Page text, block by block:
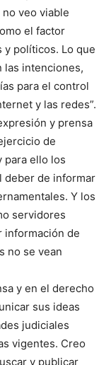
veo viable
el factor
políticos. Lo que
las intenciones,
para el control
y las redes”.
y prensa
de
para ello los
deber de informar
Y los
servidores
información de
no se vean
y en el derecho
sus ideas
judiciales
vigentes. Creo
y publicar